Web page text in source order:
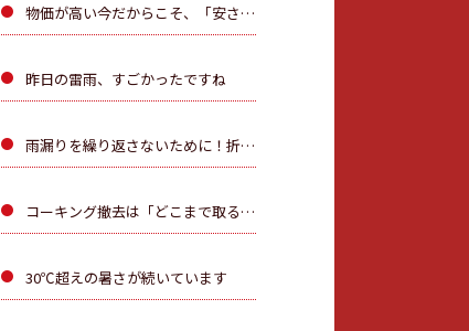
物価が高い今だからこそ、「安さ」だけで決めないで。
昨日の雷雨、すごかったですね
雨漏りを繰り返さないために！折板屋根のカバー工法を行 いました
コーキング撤去は「どこまで取るか」が大切です！
30℃超えの暑さが続いています